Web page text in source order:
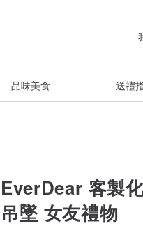
品味美食 送禮
EverDear 客製
吊墜 女友禮物